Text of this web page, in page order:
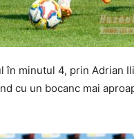
în minutul 4, prin Adrian
cu un bocanc mai